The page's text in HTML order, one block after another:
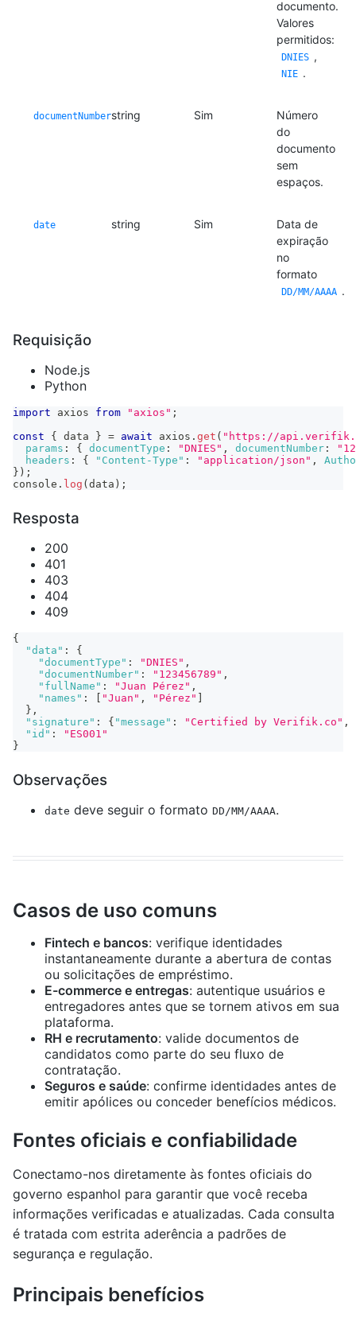
documento.
Valores
permitidos:
DNIES ,
NIE .
documentNumberstring Sim
Número
do
documento
sem
espaços.
date string Sim
Data de
expiração
no
formato
DD/MM/AAAA .
Requisição
Node.js
Python
import axios from "axios" ;
const
{ data } = await axios . get ( "https://
params : { documentType : "DNIES" , documentNumber :
headers : { "Content-Type" : "application/json" ,
} ) ;
console . log ( data ) ;
Resposta
200
401
403
404
409
{
"data" :
{
"documentType" : "DNIES" ,
"documentNumber" : "123456789" ,
"fullName" : "Juan Pérez" ,
"names" : "Juan" , "Pérez"
} ,
"signature" : { "message" : "Certified by Verifik.co" ,
"id" :
"ES001"
}
Observações
date deve seguir o formato DD/MM/AAAA.
Casos de uso comuns
Fintech e bancos: verifique identidades
instantaneamente durante a abertura de contas
ou solicitações de empréstimo.
E-commerce e entregas: autentique usuários e
entregadores antes que se tornem ativos em sua
plataforma.
RH e recrutamento: valide documentos de
candidatos como parte do seu fluxo de
contratação.
Seguros e saúde: confirme identidades antes de
emitir apólices ou conceder benefícios médicos.
Fontes oficiais e confiabilidade
Conectamo-nos diretamente às fontes oficiais do
governo espanhol para garantir que você receba
informações verificadas e atualizadas. Cada consulta
é tratada com estrita aderência a padrões de
segurança e regulação.
Principais benefícios